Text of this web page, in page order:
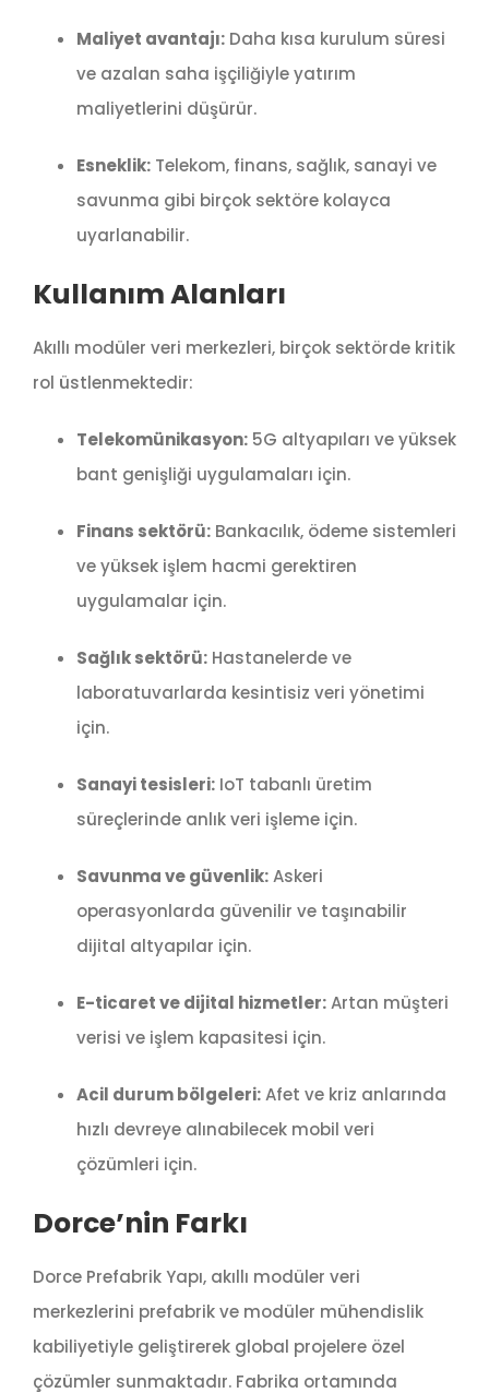
Maliyet avantajı:Daha kısa kurulum süresi
ve azalan saha işçiliğiyle yatırım
maliyetlerini düşürür.
Esneklik:Telekom, finans, sağlık, sanayi ve
savunma gibi birçok sektöre kolayca
uyarlanabilir.
Kullanım Alanları
Akıllı modüler veri merkezleri, birçok sektörde kritik
rol üstlenmektedir:
Telekomünikasyon:5G altyapıları ve yüksek
bant genişliği uygulamaları için.
Finans sektörü:Bankacılık, ödeme sistemleri
ve yüksek işlem hacmi gerektiren
uygulamalar için.
Sağlık sektörü:Hastanelerde ve
laboratuvarlarda kesintisiz veri yönetimi
için.
Sanayi tesisleri:IoT tabanlı üretim
süreçlerinde anlık veri işleme için.
Savunma ve güvenlik:Askeri
operasyonlarda güvenilir ve taşınabilir
dijital altyapılar için.
E-ticaret ve dijital hizmetler:Artan müşteri
verisi ve işlem kapasitesi için.
Acil durum bölgeleri:Afet ve kriz anlarında
hızlı devreye alınabilecek mobil veri
çözümleri için.
Dorce’nin Farkı
Dorce Prefabrik Yapı, akıllı modüler veri
merkezlerini prefabrik ve modüler mühendislik
kabiliyetiyle geliştirerek global projelere özel
çözümler sunmaktadır. Fabrika ortamında